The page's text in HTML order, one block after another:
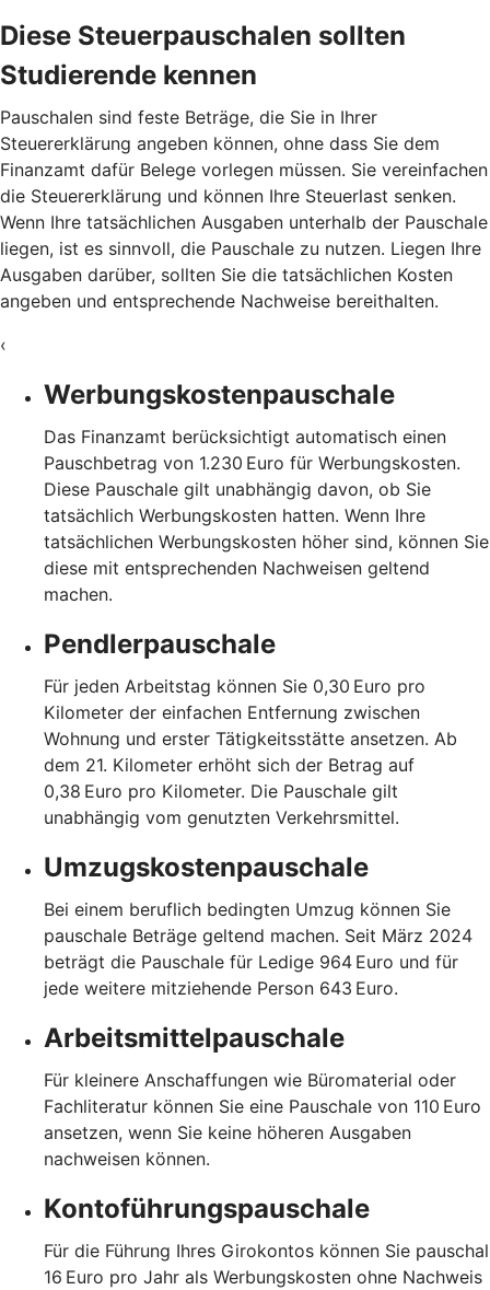
Diese Steuerpauschalen sollten
Studierende kennen
Pauschalen sind feste Beträge, die Sie in Ihrer
Steuererklärung angeben können, ohne dass Sie dem
Finanzamt dafür Belege vorlegen müssen. Sie vereinfachen
die Steuererklärung und können Ihre Steuerlast senken.
Wenn Ihre tatsächlichen Ausgaben unterhalb der Pauschale
liegen, ist es sinnvoll, die Pauschale zu nutzen. Liegen Ihre
Ausgaben darüber, sollten Sie die tatsächlichen Kosten
angeben und entsprechende Nachweise bereithalten.
‹
Werbungskostenpauschale
Das Finanzamt berücksichtigt automatisch einen
Pauschbetrag von 1.230 Euro für Werbungskosten.
Diese Pauschale gilt unabhängig davon, ob Sie
tatsächlich Werbungskosten hatten. Wenn Ihre
tatsächlichen Werbungskosten höher sind, können Sie
diese mit entsprechenden Nachweisen geltend
machen.
Pendlerpauschale
Für jeden Arbeitstag können Sie 0,30 Euro pro
Kilometer der einfachen Entfernung zwischen
Wohnung und erster Tätigkeitsstätte ansetzen. Ab
dem 21. Kilometer erhöht sich der Betrag auf
0,38 Euro pro Kilometer. Die Pauschale gilt
unabhängig vom genutzten Verkehrsmittel.
Umzugskostenpauschale
Bei einem beruflich bedingten Umzug können Sie
pauschale Beträge geltend machen. Seit März 2024
beträgt die Pauschale für Ledige 964 Euro und für
jede weitere mitziehende Person 643 Euro.
Arbeitsmittelpauschale
Für kleinere Anschaffungen wie Büromaterial oder
Fachliteratur können Sie eine Pauschale von 110 Euro
ansetzen, wenn Sie keine höheren Ausgaben
nachweisen können.
Kontoführungspauschale
Für die Führung Ihres Girokontos können Sie pauschal
16 Euro pro Jahr als Werbungskosten ohne Nachweis